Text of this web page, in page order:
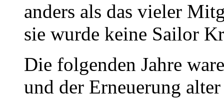
anders als das vieler
sie wurde keine Sailor
Die folgenden Jahre
und der Erneuerung